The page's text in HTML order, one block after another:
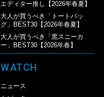
エディター推し【2026年春夏】
大人が買うべき「トートバッ
グ」BEST30【2026年春夏】
大人が買うべき「黒スニーカ
ー」BEST30【2026年春】
WATCH
ニュース